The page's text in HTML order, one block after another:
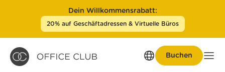
Dein Willkommensrabatt:
20% auf Geschäftadressen & Virtuelle Büros
Buchen